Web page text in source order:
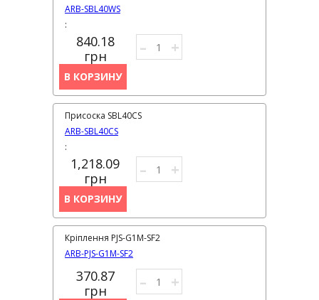
ARB-SBL40WS
840.18
грн
:
– +
В КОРЗИНУ
ARB-SBL40CS
Присоска SBL40CS
1,218.09
грн
:
– +
В КОРЗИНУ
ARB-PJS-G1M-SF2
Кріплення PJS-G1M-SF2
370.87
грн
– +